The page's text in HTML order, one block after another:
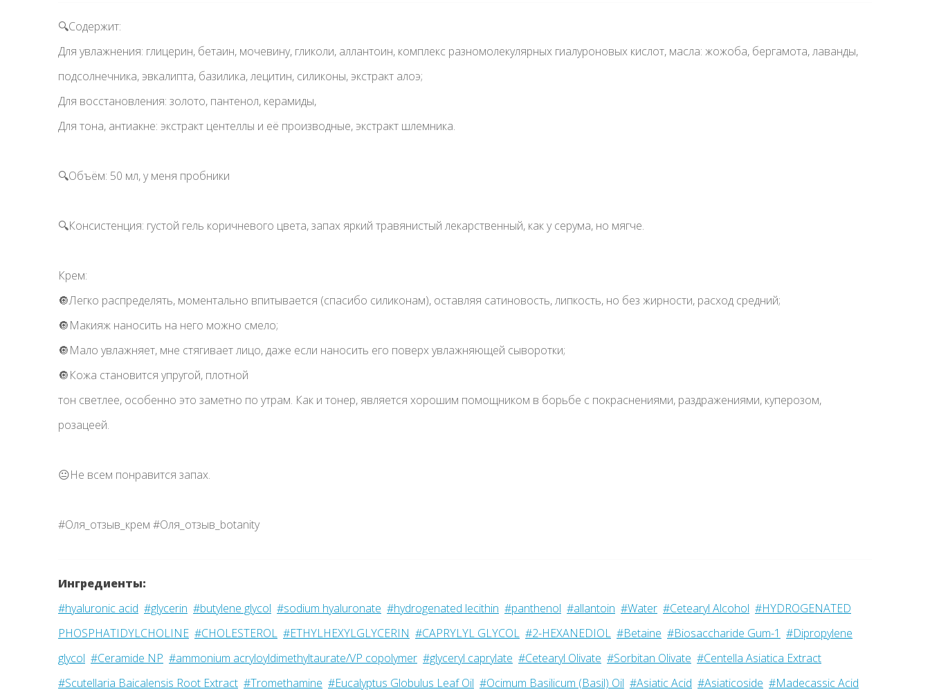
🔍Содержит:
Для увлажнения: глицерин, бетаин, мочевину, гликоли, аллантоин, комплекс разномолекулярных гиалуроновых кислот, масла: жожоба, бергамота, лаванды,
подсолнечника, эвкалипта, базилика, лецитин, силиконы, экстракт алоэ;
Для восстановления: золото, пантенол, керамиды,
Для тона, антиакне: экстракт центеллы и её производные, экстракт шлемника.
🔍Объём: 50 мл, у меня пробники
🔍Консистенция: густой гель коричневого цвета, запах яркий травянистый лекарственный, как у серума, но мягче.
Крем:
🔘Легко распределять, моментально впитывается (спасибо силиконам), оставляя сатиновость, липкость, но без жирности, расход средний;
🔘Макияж наносить на него можно смело;
🔘Мало увлажняет, мне стягивает лицо, даже если наносить его поверх увлажняющей сыворотки;
🔘Кожа становится упругой, плотной
тон светлее, особенно это заметно по утрам. Как и тонер, является хорошим помощником в борьбе с покраснениями, раздражениями, куперозом,
розацеей.
😐Не всем понравится запах.
#Оля_отзыв_крем #Оля_отзыв_botanity
Ингредиенты:
#hyaluronic acid #glycerin #butylene glycol #sodium hyaluronate #hydrogenated lecithin #panthenol #allantoin #Water #Cetearyl Alcohol #HYDROGENATED
PHOSPHATIDYLCHOLINE #CHOLESTEROL #ETHYLHEXYLGLYCERIN #CAPRYLYL GLYCOL #2-HEXANEDIOL #Betaine #Biosaccharide Gum-1 #Dipropylene
glycol #Ceramide NP #ammonium acryloyldimethyltaurate/VP copolymer #glyceryl caprylate #Cetearyl Olivate #Sorbitan Olivate #Centella Asiatica Extract
#Scutellaria Baicalensis Root Extract #Tromethamine #Eucalyptus Globulus Leaf Oil #Ocimum Basilicum (Basil) Oil #Asiatic Acid #Asiaticoside #Madecassic Acid